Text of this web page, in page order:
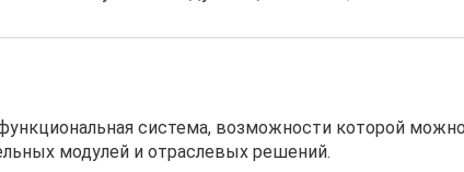
система, возможности которой можно
модулей и отраслевых решений.